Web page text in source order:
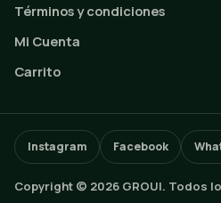
Términos y condiciones
Mi Cuenta
Carrito
Instagram Facebook
Copyright © 2026 GROUI. Todos